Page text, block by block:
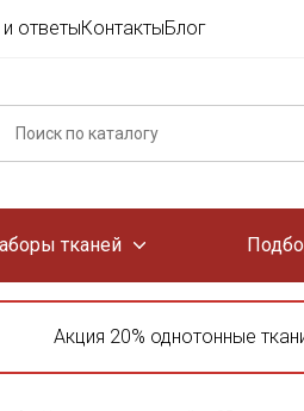
ответыКонтактыБлог
тканей
Акция 20% однотонные